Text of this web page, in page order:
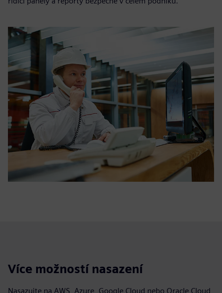
Více možností nasazení
Nasazujte na AWS, Azure, Google Cloud nebo Oracle Cloud